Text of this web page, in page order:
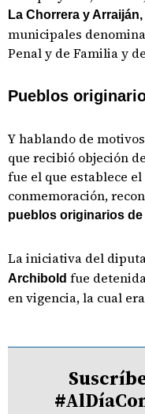
La Chorrera y Arraiján,
municipales
Penal y de Familia y
Pueblos
Y hablando de
que recibió objeción
fue el que establece
conmemoración,
pueblos originarios de
La iniciativa del
Archibold fue
en vigencia, la cual